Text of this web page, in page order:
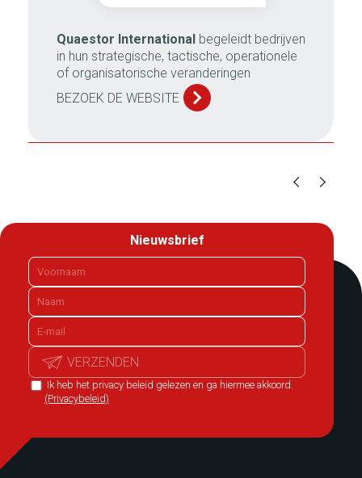
Quaestor International begeleidt bedrijven
in hun strategische, tactische, operationele
of organisatorische veranderingen
BEZOEK DE WEBSITE
Nieuwsbrief
Ik heb het privacy beleid gelezen en ga hiermee akkoord.
(Privacybeleid)
VERZENDEN